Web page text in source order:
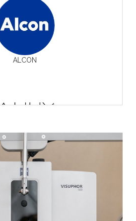
ALCON
ALIUM Eyewear